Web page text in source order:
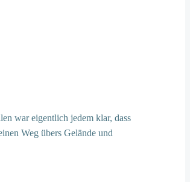
war eigentlich jedem klar, dass
Weg übers Gelände und